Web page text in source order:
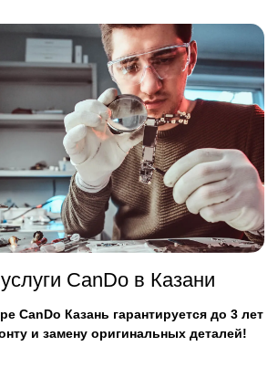
CanDo в Казани
CanDo Казань гарантируется до 3 лет
и замену оригинальных деталей!